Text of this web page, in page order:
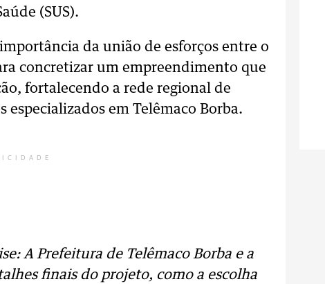
(SUS).
da união de esforços entre o
concretizar um empreendimento que
fortalecendo a rede regional de
especializados em Telêmaco Borba.
A Prefeitura de Telêmaco Borba e a
finais do projeto, como a escolha